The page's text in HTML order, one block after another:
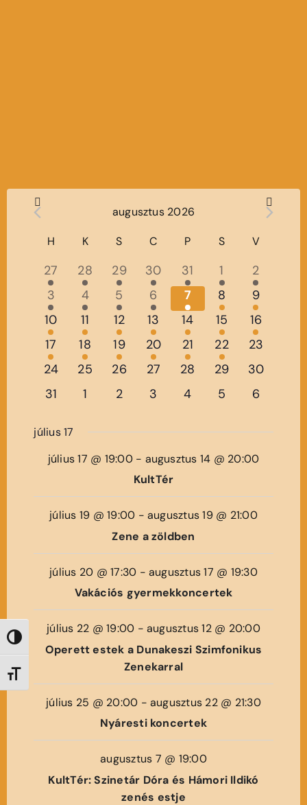
Nagy kontraszt váltása
Betűméret váltása
augusztus 2026
Calendar
of
Események
H K S C P S V
5
események,
27
5
események,
28
5
események,
29
6
események,
30
6
események,
31
6
események,
1
5
2
6
események,
3
5
események,
4
5
események,
5
5
események,
6
6
események,
7
5
események,
8
5
9
5
események,
10
5
események,
11
5
események,
12
5
események,
13
5
események,
14
4
események,
15
3
16
3
események,
17
3
események,
18
2
események,
19
1
event,
20
1
event,
21
3
események,
22
0
23
0
események,
24
0
események,
25
0
események,
26
0
események,
27
0
események,
28
0
események,
29
0
30
0
31
0
1
0
2
0
3
0
4
0
5
0
6
július 17
július 17 @ 19:00- augusztus 14 @ 20:00
KultTér
július 19 @ 19:00 - augusztus 19 @ 21:00
Zene a zöldben
július 20 @ 17:30 - augusztus 17 @ 19:30
Vakációs gyermekkoncertek
július 22 @ 19:00 - augusztus 12 @ 20:00
Operett estek a Dunakeszi Szimfonikus
Zenekarral
július 25 @ 20:00 - augusztus 22 @ 21:30
Nyáresti koncertek
augusztus 7 @ 19:00
KultTér: Szinetár Dóra és Hámori Ildikó
zenés estje